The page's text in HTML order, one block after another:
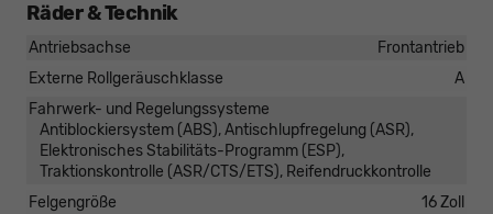
Räder & Technik
Antriebsachse
Frontantrieb
Externe Rollgeräuschklasse
A
Fahrwerk- und Regelungssysteme
Antiblockiersystem (ABS), Antischlupfregelung (ASR),
Elektronisches Stabilitäts-Programm (ESP),
Traktionskontrolle (ASR/CTS/ETS), Reifendruckkontrolle
Felgengröße
16 Zoll